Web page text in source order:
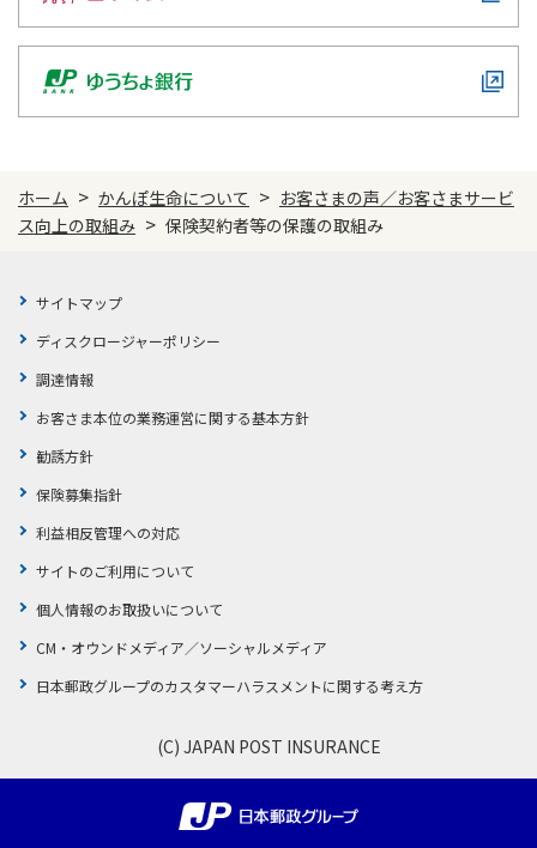
ホーム > かんぽ生命について > お客さまの声／お客さまサービ
ス向上の取組み > 保険契約者等の保護の取組み
サイトマップ
ディスクロージャーポリシー
調達情報
お客さま本位の業務運営に関する基本方針
勧誘方針
保険募集指針
利益相反管理への対応
サイトのご利用について
個人情報のお取扱いについて
CM・オウンドメディア／ソーシャルメディア
日本郵政グループのカスタマーハラスメントに関する考え方
(C) JAPAN POST INSURANCE